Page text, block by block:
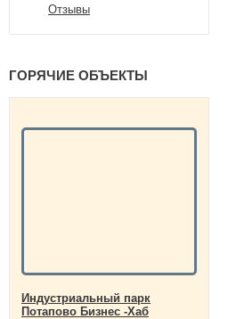
Отзывы
ГОРЯЧИЕ ОБЪЕКТЫ
Индустриальный парк
Потапово Бизнес -Хаб